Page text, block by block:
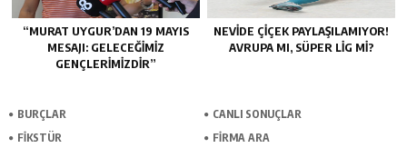
“MURAT UYGUR’DAN 19 MAYIS
MESAJI: GELECEĞIMIZ
GENÇLERIMIZDIR”
NEVIDE ÇIÇEK PAYLAŞILAMIYOR!
AVRUPA MI, SÜPER LIG MI?
BURÇLAR
CANLI SONUÇLAR
FİKSTÜR
FİRMA ARA